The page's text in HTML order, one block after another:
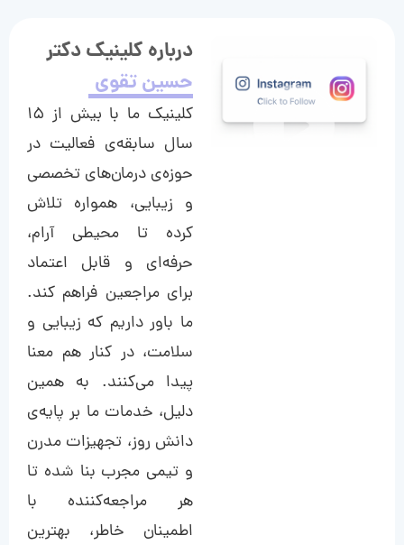
درباره کلینیک دکتر
حسین تقوی
کلینیک ما با بیش از ۱۵
سال سابقه‌ی فعالیت در
حوزه‌ی درمان‌های تخصصی
و زیبایی، همواره تلاش
کرده تا محیطی آرام،
حرفه‌ای و قابل اعتماد
برای مراجعین فراهم کند.
ما باور داریم که زیبایی و
سلامت، در کنار هم معنا
پیدا می‌کنند. به همین
دلیل، خدمات ما بر پایه‌ی
دانش روز، تجهیزات مدرن
و تیمی مجرب بنا شده تا
هر مراجعه‌کننده با
اطمینان خاطر، بهترین